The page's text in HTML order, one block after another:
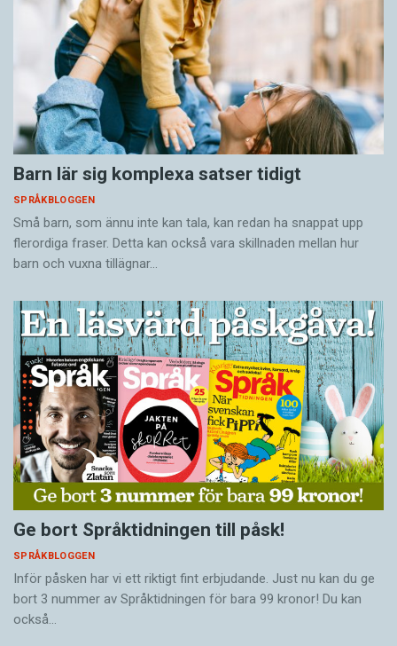
Barn lär sig komplexa satser tidigt
SPRÅKBLOGGEN
Små barn, som ännu inte kan tala, kan redan ha snappat upp
flerordiga fraser. Detta kan också vara skillnaden mellan hur
barn och vuxna tillägnar…
Ge bort Språktidningen till påsk!
SPRÅKBLOGGEN
Inför påsken har vi ett riktigt fint erbjudande. Just nu kan du ge
bort 3 nummer av Språktidningen för bara 99 kronor! Du kan
också…